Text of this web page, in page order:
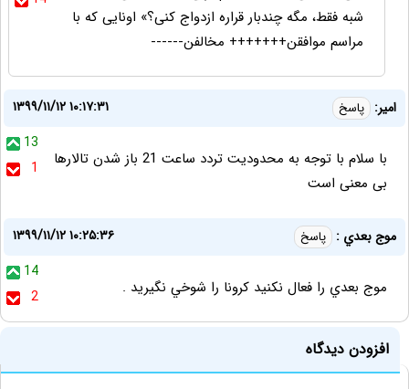
شبه فقط، مگه چندبار قراره ازدواج کنی؟» اونایی که با
مراسم موافقن+++++++ مخالفن------
امیر: پاسخ
۱۳۹۹/۱۱/۱۲ ۱۰:۱۷:۳۱
13
1
با سلام با توجه به محدودیت تردد ساعت 21 باز شدن تالارها
بی معنی است
موج بعدي : پاسخ
۱۳۹۹/۱۱/۱۲ ۱۰:۲۵:۳۶
14
2
موج بعدي را فعال نكنيد كرونا را شوخي نگيريد .
افزودن دیدگاه